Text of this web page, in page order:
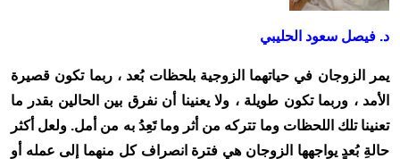
د. فيصل سعود الحليبي
يمر الزوجان في حياتهما الزوجية بلحظات بُعد ، ربما تكون قصيرة
الأمد ، وربما تكون طويلة ، ولا يعنينا أن نفرق بين الحالين بقدر ما
تعنينا تلك اللحظات وما تتركه من أثر وما تَعِدُ به من أمل. ولعل أكثر
حالةِ بُعدٍ يواجهها الزوجان هي فترة انصراف كل منهما إلى عمله أو